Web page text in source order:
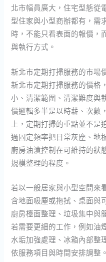
北市幅員廣大，住宅型態從
型住家與小型商辦都有，需
時，不能只看表面的報價，
與執行方式。
新北市定期打掃服務的市場
新北市定期打掃服務的價格
小、清潔範圍、清潔難度與
價邏輯多半是以時薪、次數
上，定期打掃的重點並不
過固定頻率把日常灰塵、地
廚房油漬控制在可維持的狀
規模整理的程度。
若以一般居家與小型空間來
含地面吸塵或拖拭、桌面與
廚房檯面整理、垃圾集中與
若需要更細的工作，例如油
水垢加強處理、冰箱內部整
依服務項目與時間安排調整。